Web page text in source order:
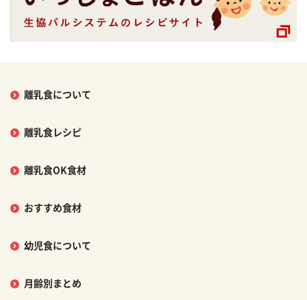
離乳食について
離乳食レシピ
離乳食OK食材
おすすめ食材
幼児食について
月齢別まとめ